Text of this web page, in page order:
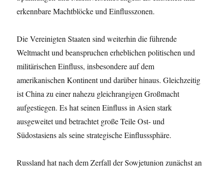
erkennbare Machtblöcke und Einflusszonen.
Die Vereinigten Staaten sind weiterhin die führende
Weltmacht und beanspruchen erheblichen politischen und
militärischen Einfluss, insbesondere auf dem
amerikanischen Kontinent und darüber hinaus. Gleichzeitig
ist China zu einer nahezu gleichrangigen Großmacht
aufgestiegen. Es hat seinen Einfluss in Asien stark
ausgeweitet und betrachtet große Teile Ost- und
Südostasiens als seine strategische Einflusssphäre.
Russland hat nach dem Zerfall der Sowjetunion zunächst an